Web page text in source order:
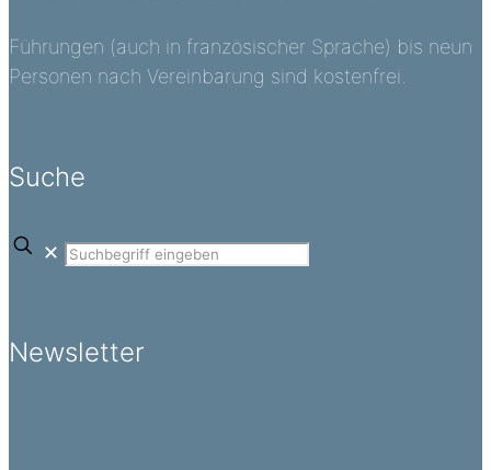
Führungen (auch in französischer Sprache) bis neun
Personen nach Vereinbarung sind kostenfrei.
Suche
✕
Newsletter